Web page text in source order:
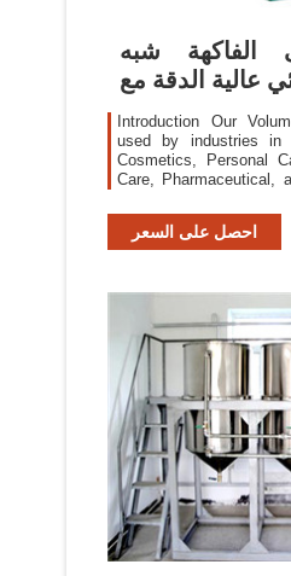
الفاكهة شبه
Introduction Our
used by industries in
Cosmetics, Personal
Care, Pharmaceutical,
cream, from water to
aerosol products
احصل على السعر